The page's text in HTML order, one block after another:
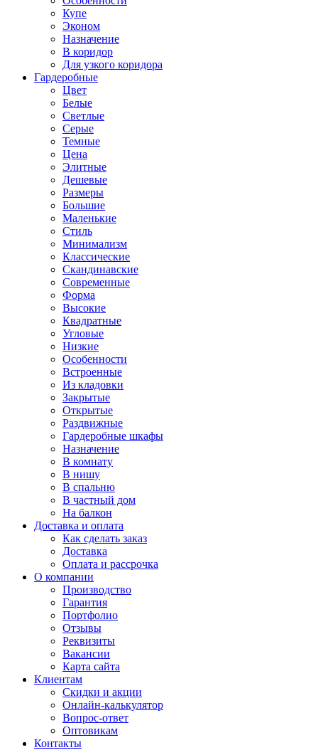
Купе
Эконом
Назначение
В коридор
Для узкого коридора
Гардеробные
Цвет
Белые
Светлые
Серые
Темные
Цена
Элитные
Дешевые
Размеры
Большие
Маленькие
Стиль
Минимализм
Классические
Скандинавские
Современные
Форма
Высокие
Квадратные
Угловые
Низкие
Особенности
Встроенные
Из кладовки
Закрытые
Открытые
Раздвижные
Гардеробные шкафы
Назначение
В комнату
В нишу
В спальню
В частный дом
На балкон
Доставка и оплата
Как сделать заказ
Доставка
Оплата и рассрочка
О компании
Производство
Гарантия
Портфолио
Отзывы
Реквизиты
Вакансии
Карта сайта
Клиентам
Скидки и акции
Онлайн-калькулятор
Вопрос-ответ
Оптовикам
Контакты